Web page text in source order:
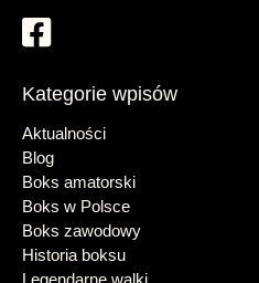
Kategorie wpisów
Aktualności
Blog
Boks amatorski
Boks w Polsce
Boks zawodowy
Historia boksu
Legendarne walki